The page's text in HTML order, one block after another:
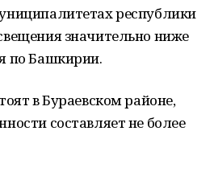
республики
значительно ниже
по Башкирии.
в Бураевском районе,
составляет не более